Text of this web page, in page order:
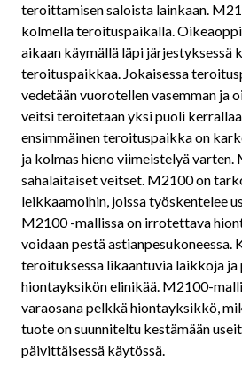
teroittamisen saloista lainkaan.
kolmella teroituspaikalla.
aikaan käymällä läpi järjestyksessä
teroituspaikkaa. Jokaisessa
vedetään vuorotellen vasemman ja
veitsi teroitetaan yksi puoli
ensimmäinen teroituspaikka on
ja kolmas hieno viimeistelyä
sahalaitaiset veitset. M2100 on
leikkaamoihin, joissa työskentelee
M2100 -mallissa on irrotettava
voidaan pestä astianpesukoneessa.
teroituksessa likaantuvia laikkoja ja
hiontayksikön elinikää. M2100-
varaosana pelkkä hiontayksikkö,
tuote on suunniteltu kestämään
päivittäisessä käytössä.